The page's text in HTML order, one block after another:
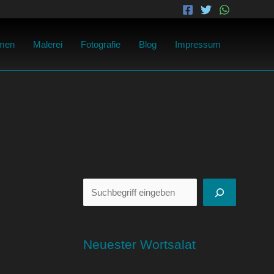
Malerei Fotografie Blog Impressum
Neuester Wortsalat